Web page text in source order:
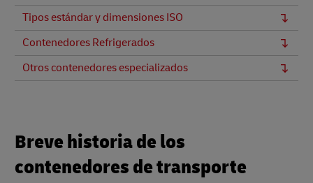
Tipos estándar y dimensiones ISO
Contenedores Refrigerados
Otros contenedores especializados
Breve historia de los
contenedores de transporte